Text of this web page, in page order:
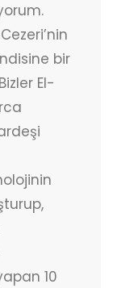
bir
El-
10